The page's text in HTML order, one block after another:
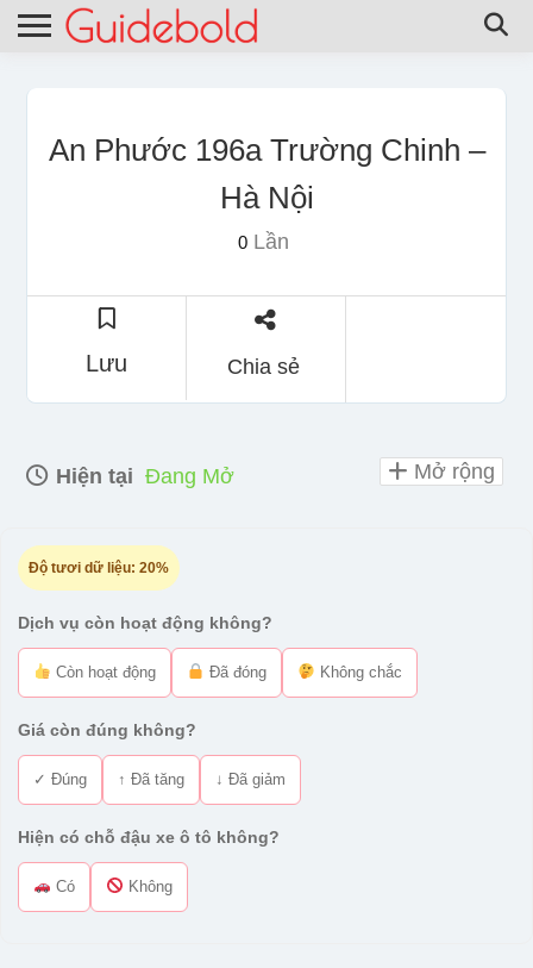
An Phước 196a Trường Chinh –
Hà Nội
0Lần
Lưu Chia sẻ
Hiện tại Đang Mở
Độ tươi dữ liệu: 20%
Dịch vụ còn hoạt động không?
Còn hoạt động Đã đóng Không chắc
Giá còn đúng không?
✓ Đúng ↑ Đã tăng ↓ Đã giảm
Hiện có chỗ đậu xe ô tô không?
Có Không
Mở rộng